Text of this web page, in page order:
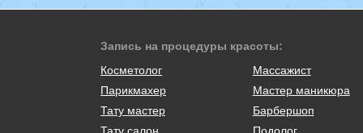
Запись на процедуры красоты:
Косметолог
Массажист
Парикмахер
Мастер маникюра
Тату мастер
Барбершоп
Тату салон
Подолог